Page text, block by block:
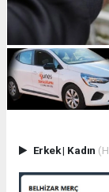
Erkek| Kadın